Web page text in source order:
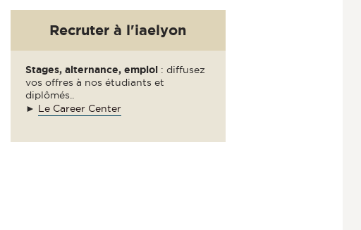
Recruter à l'iaelyon
Stages, alternance, emploi: diffusez
vos offres à nos étudiants et
diplômés..
► Le Career Center